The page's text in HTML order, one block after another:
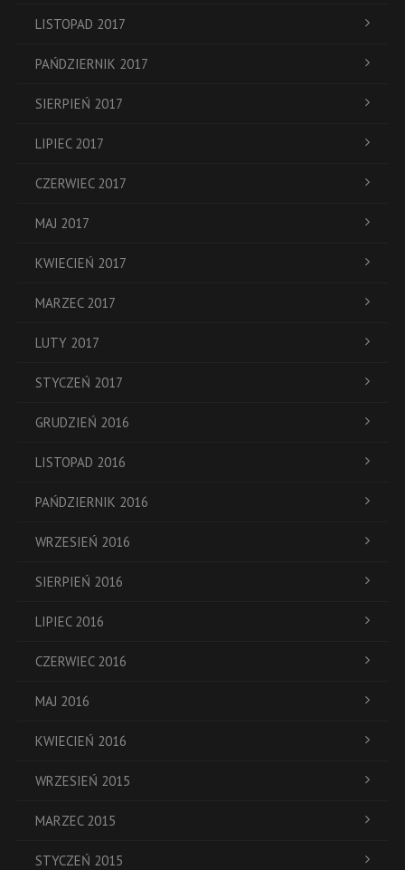
LISTOPAD 2017
PAŃDZIERNIK 2017
SIERPIEŃ 2017
LIPIEC 2017
CZERWIEC 2017
MAJ 2017
KWIECIEŃ 2017
MARZEC 2017
LUTY 2017
STYCZEŃ 2017
GRUDZIEŃ 2016
LISTOPAD 2016
PAŃDZIERNIK 2016
WRZESIEŃ 2016
SIERPIEŃ 2016
LIPIEC 2016
CZERWIEC 2016
MAJ 2016
KWIECIEŃ 2016
WRZESIEŃ 2015
MARZEC 2015
STYCZEŃ 2015